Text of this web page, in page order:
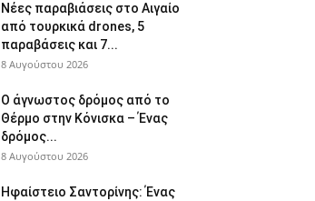
Νέες παραβιάσεις στο Αιγαίο
από τουρκικά drones, 5
παραβάσεις και 7...
8 Αυγούστου 2026
Ο άγνωστος δρόμος από το
Θέρμο στην Κόνισκα – Ένας
δρόμος...
8 Αυγούστου 2026
Ηφαίστειο Σαντορίνης: Ένας